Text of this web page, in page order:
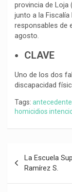
provincia de Loja
junto a la
responsables de
agosto.
CLAVE
Uno de los dos
discapacidad
Tags:
homicidios
de
entradas
La Escuela
Ramírez S.